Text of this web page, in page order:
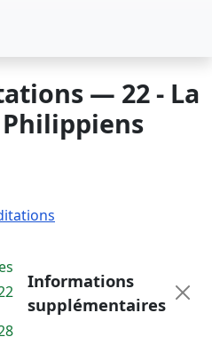
— 22 - La
Informations
supplémentaires